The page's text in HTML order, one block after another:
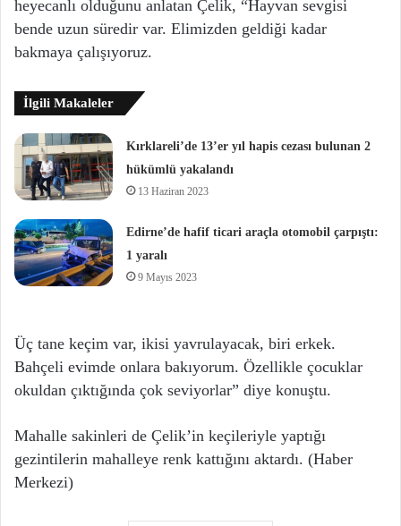
heyecanlı olduğunu anlatan Çelik, “Hayvan sevgisi
bende uzun süredir var. Elimizden geldiği kadar
bakmaya çalışıyoruz.
İlgili Makaleler
Kırklareli’de 13’er yıl hapis cezası bulunan 2
hükümlü yakalandı
13 Haziran 2023
Edirne’de hafif ticari araçla otomobil çarpıştı:
1 yaralı
9 Mayıs 2023
Üç tane keçim var, ikisi yavrulayacak, biri erkek.
Bahçeli evimde onlara bakıyorum. Özellikle çocuklar
okuldan çıktığında çok seviyorlar” diye konuştu.
Mahalle sakinleri de Çelik’in keçileriyle yaptığı
gezintilerin mahalleye renk kattığını aktardı. (Haber
Merkezi)